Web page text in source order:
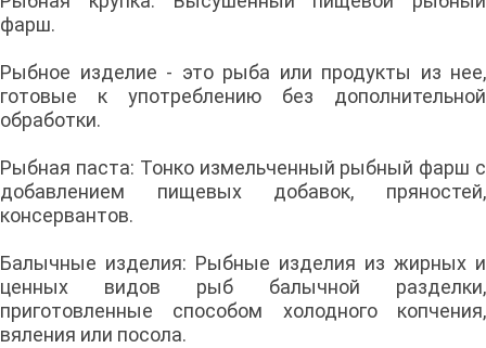
фарш.
Рыбное изделие - это рыба или продукты из нее,
готовые к употреблению без дополнительной
обработки.
Рыбная паста: Тонко измельченный рыбный фарш с
добавлением пищевых добавок, пряностей,
консервантов.
Балычные изделия: Рыбные изделия из жирных и
ценных видов рыб балычной разделки,
приготовленные способом холодного копчения,
вяления или посола.